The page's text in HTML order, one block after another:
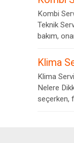
Kombi
Teknik
bakım,
Klima
Klima
Nelere
seçerken,